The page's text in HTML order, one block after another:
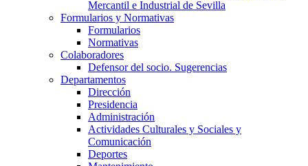
Mercantil e Industrial de Sevilla
Formularios y Normativas
Formularios
Normativas
Colaboradores
Defensor del socio. Sugerencias
Departamentos
Dirección
Presidencia
Administración
Actividades Culturales y Sociales y
Comunicación
Deportes